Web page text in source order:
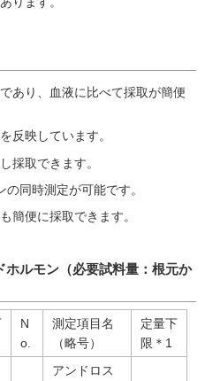
あり、血液に比べて採取が簡便
反映しています。
採取できます。
同時測定が可能です。
簡便に採取できます。
ルモン（必要試料量：根元か
N
o.
測定項目名
（略号）
定量下
限＊1
アンドロス